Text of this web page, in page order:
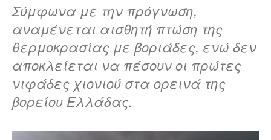
Σύμφωνα με την πρόγνωση,
αναμένεται αισθητή πτώση της
θερμοκρασίας με βοριάδες, ενώ δεν
αποκλείεται να πέσουν οι πρώτες
νιφάδες χιονιού στα ορεινά της
βορείου Ελλάδας.